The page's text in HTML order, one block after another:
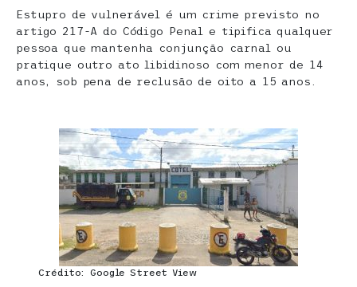
Estupro de vulnerável é um crime previsto no
artigo 217-A do Código Penal e tipifica qualquer
pessoa que mantenha conjunção carnal ou
pratique outro ato libidinoso com menor de 14
anos, sob pena de reclusão de oito a 15 anos.
Crédito: Google Street View